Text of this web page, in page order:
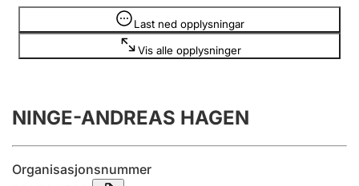
Registrere, endre, slette
Årsrekneskap
Innsending og forseinkingsgebyr
Last ned opplysningar
Vis alle opplysninger
Opplysninger er skjult
NINGE-ANDREAS HAGEN
Organisasjonsnummer